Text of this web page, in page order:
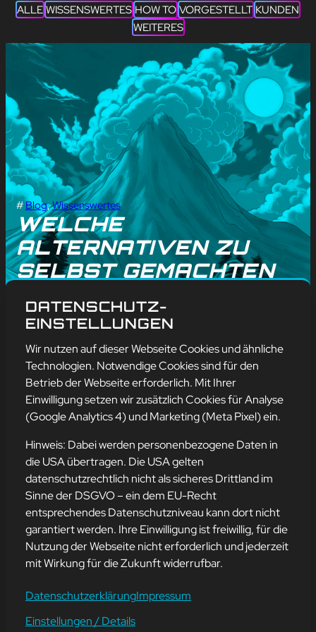
ALLE WISSENSWERTES HOW TO VORGESTELLT KUNDEN
WEITERES
#Blog, Wissenswertes
WELCHE
ALTERNATIVEN ZU
SELBST GEMACHTEN
WEBSEITEN GIBT ES?
mehr erfahren
Adresse
mission-webstyle oHG
Bürgermeister-Regitz-Straße 40
66539 Neunkirchen
E-Mail:kontakt@mission-webstyle.de
Navigation
Webseitenerstellung
Webseite mieten
Webseiten Betreuung
Über Uns
Kontakt
Leistungen
DATENSCHUTZ-
EINSTELLUNGEN
Wir nutzen auf dieser Webseite Cookies und ähnliche
Technologien. Notwendige Cookies sind für den
Betrieb der Webseite erforderlich. Mit Ihrer
Einwilligung setzen wir zusätzlich Cookies für Analyse
(Google Analytics 4) und Marketing (Meta Pixel) ein.
Hinweis: Dabei werden personenbezogene Daten in
die USA übertragen. Die USA gelten
datenschutzrechtlich nicht als sicheres Drittland im
Sinne der DSGVO – ein dem EU-Recht
entsprechendes Datenschutzniveau kann dort nicht
garantiert werden. Ihre Einwilligung ist freiwillig, für die
Nutzung der Webseite nicht erforderlich und jederzeit
mit Wirkung für die Zukunft widerrufbar.
DatenschutzerklärungImpressum
Einstellungen / Details